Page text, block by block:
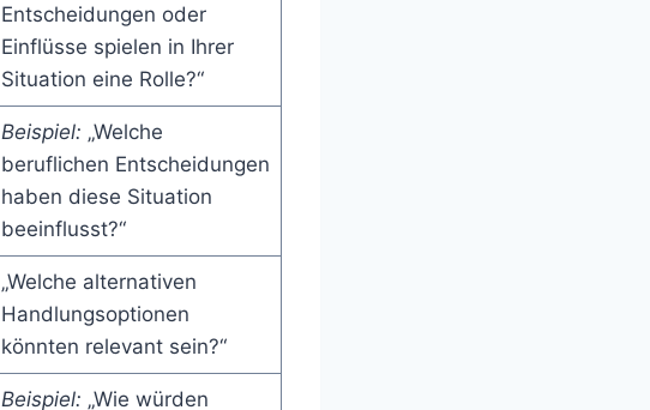
Entscheidungen oder
Einflüsse spielen in Ihrer
Situation eine Rolle?“
Beispiel: „Welche
beruflichen Entscheidungen
haben diese Situation
beeinflusst?“
„Welche alternativen
Handlungsoptionen
könnten relevant sein?“
Beispiel: „Wie würden